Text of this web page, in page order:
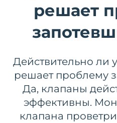
решает
Действительно ли
решает проблему
Да, клапаны
эффективны.
клапана